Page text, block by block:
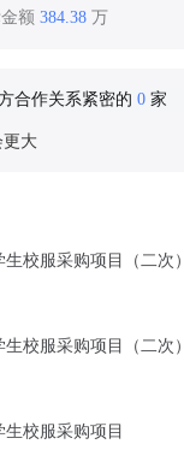
额 384.38 万
合作关系紧密的 0 家
更大
校服采购项目（二次）
校服采购项目（二次）
校服采购项目